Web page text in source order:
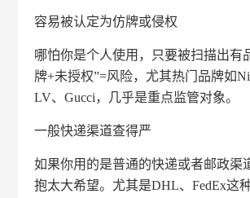
容易被认定为仿牌或侵权
哪怕你是个人使用，只要被扫描出有
牌+未授权”=风险，尤其热门品牌如
LV、Gucci，几乎是重点监管对象。
一般快递渠道查得严
如果你用的是普通的快递或者邮政渠
抱太大希望。尤其是DHL、FedEx这